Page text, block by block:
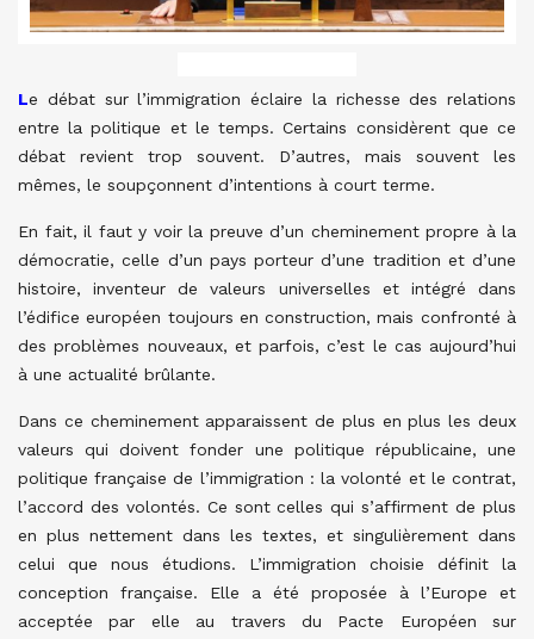
Le débat sur l’immigration éclaire la richesse des relations
entre la politique et le temps. Certains considèrent que ce
débat revient trop souvent. D’autres, mais souvent les
mêmes, le soupçonnent d’intentions à court terme.
En fait, il faut y voir la preuve d’un cheminement propre à la
démocratie, celle d’un pays porteur d’une tradition et d’une
histoire, inventeur de valeurs universelles et intégré dans
l’édifice européen toujours en construction, mais confronté à
des problèmes nouveaux, et parfois, c’est le cas aujourd’hui
à une actualité brûlante.
Dans ce cheminement apparaissent de plus en plus les deux
valeurs qui doivent fonder une politique républicaine, une
politique française de l’immigration : la volonté et le contrat,
l’accord des volontés. Ce sont celles qui s’affirment de plus
en plus nettement dans les textes, et singulièrement dans
celui que nous étudions. L’immigration choisie définit la
conception française. Elle a été proposée à l’Europe et
acceptée par elle au travers du Pacte Européen sur